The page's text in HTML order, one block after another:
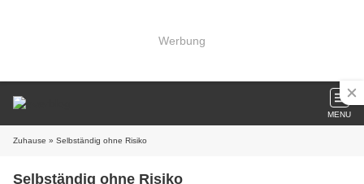
Werbung
MENU
Zuhause » Selbständig ohne Risiko
Selbständig ohne Risiko